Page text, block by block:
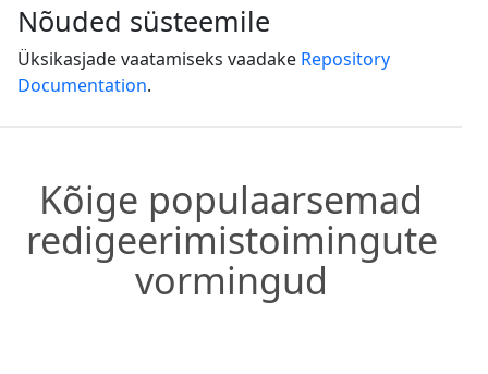
Nõuded süsteemile
Üksikasjade vaatamiseks vaadake Repository
Documentation.
Kõige populaarsemad
redigeerimistoimingute
vormingud